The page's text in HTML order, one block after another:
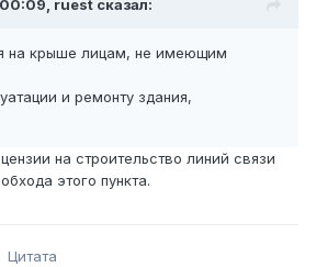
ruest сказал:
на крыше лицам, не имеющим
и ремонту здания,
на строительство линий связи
этого пункта.
Цитата